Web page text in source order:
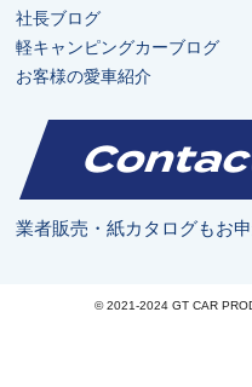
社長ブログ
軽キャンピングカーブログ
お客様の愛車紹介
業者販売・紙カタログもお
© 2021-2024 GT CAR